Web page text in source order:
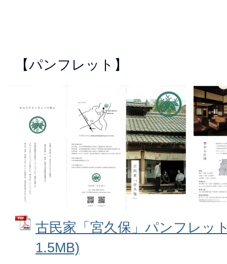
【パンフレット】
古民家「宮久保」パンフレッ
1.5MB)